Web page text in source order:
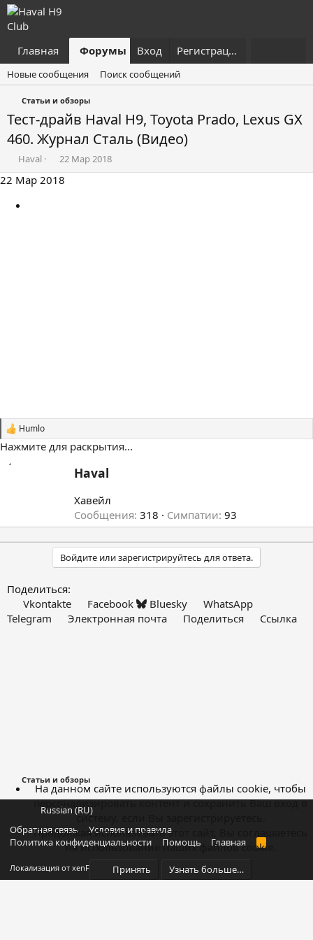
Главная Форумы Что нового?
Вход Регистрация
Новые сообщения Поиск сообщений
Статьи и обзоры
Тест-драйв Haval H9, Toyota Prado, Lexus GX
460. Журнал Сталь (Видео)
А
в
т
р
Haval
Д
а
т
22 Мар 2018
22 Мар 2018
С
и
п
Humlo
Нажмите для раскрытия...
А
т
о
р
Haval
Хавейл
Сообщения 318 Симпатии 93
Войдите или зарегистрируйтесь для ответа.
Поделиться:
Vkontakte
Facebook Bluesky
WhatsApp
Telegram
Электронная почта Поделиться Ссылка
Статьи и обзоры
Russian (RU)
Обратная связь
Условия и правила
Политика конфиденциальности
Помощь Главная
R
Локализация от xenForo.Info
На данном сайте используются файлы cookie, чтобы
персонализировать контент и сохранить Ваш вход в
систему, если Вы зарегистрируетесь.
Продолжая использовать этот сайт, Вы соглашаетесь
на использование наших файлов cookie.
Принять Узнать больше…